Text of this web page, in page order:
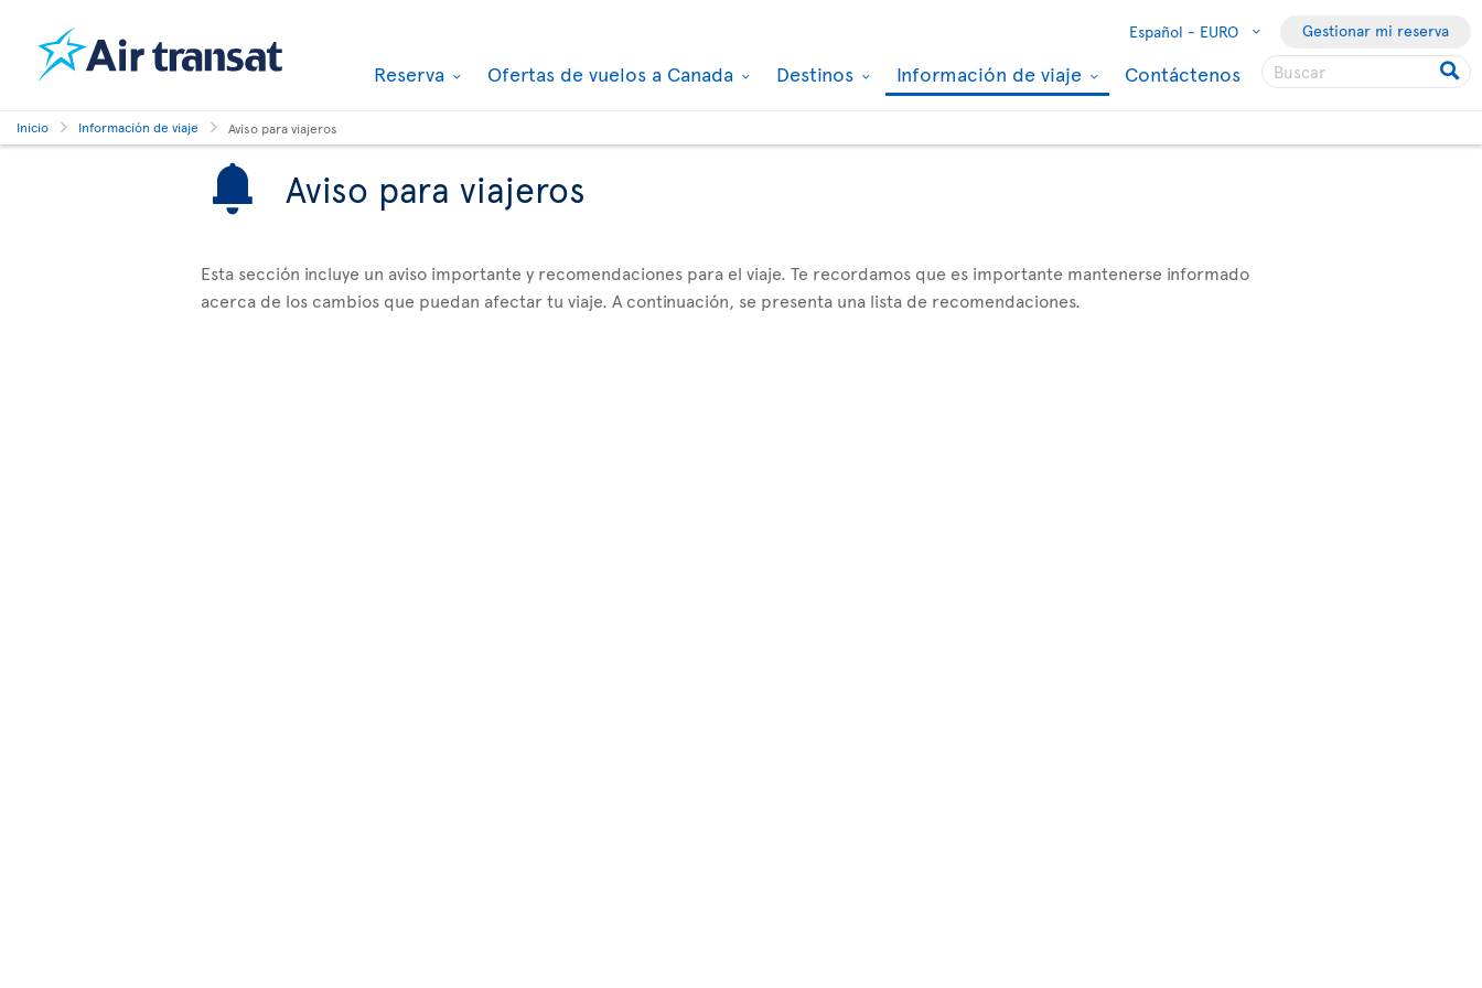
Español - EURO Gestionar mi reserva
Reserva Ofertas de vuelos a Canada Destinos Información de viaje Contáctenos
Inicio Información de viaje Aviso para viajeros
Aviso para viajeros
Esta sección incluye un aviso importante y recomendaciones para el viaje. Te recordamos que es importante mantenerse informado
acerca de los cambios que puedan afectar tu viaje. A continuación, se presenta una lista de recomendaciones.